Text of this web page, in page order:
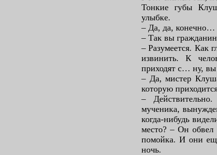
Тонкие губы
улыбке.
– Да, да, конечно…
– Так вы
– Разумеется. Как
извинить. К
приходят с… ну,
– Да, мистер
которую
–
мученика,
когда-нибудь
место? – Он обвел
помойка. И они
ночь.